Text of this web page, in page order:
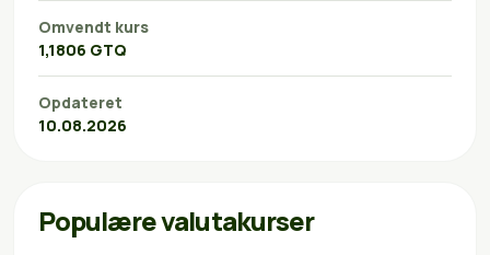
Omvendt kurs
1,1806 GTQ
Opdateret
10.08.2026
Populære valutakurser